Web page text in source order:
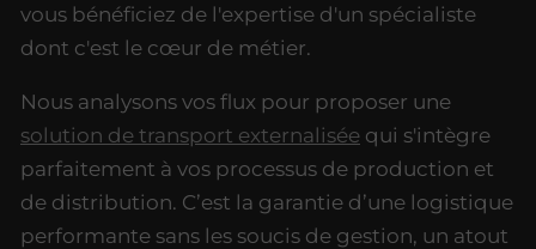
vous bénéficiez de l'expertise d'un spécialiste
dont c'est le cœur de métier.
Nous analysons vos flux pour proposer une
solution de transport externalisée qui s'intègre
parfaitement à vos processus de production et
de distribution. C’est la garantie d’une logistique
performante sans les soucis de gestion, un atout